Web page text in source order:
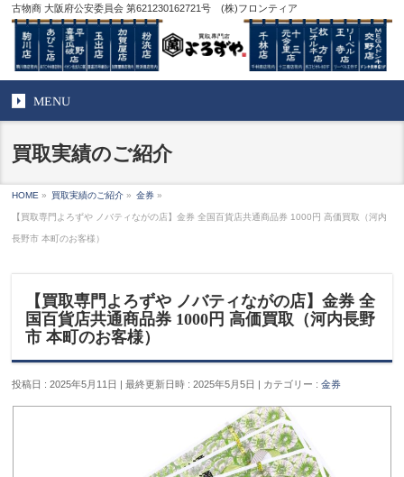
古物商 大阪府公安委員会 第621230162721号 (株)フロンティア
MENU
買取実績のご紹介
HOME » 買取実績のご紹介 » 金券 »
【買取専門よろずや ノバティながの店】金券 全国百貨店共通商品券 1000円 高価買取（河内
長野市 本町のお客様）
【買取専門よろずや ノバティながの店】金券 全
国百貨店共通商品券 1000円 高価買取（河内長野
市 本町のお客様）
投稿日 : 2025年5月11日 最終更新日時 : 2025年5月5日 カテゴリー :金券